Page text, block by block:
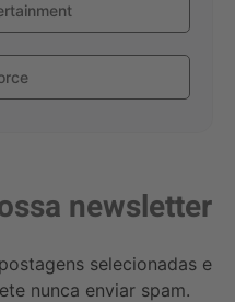
newsletter
selecionadas e
nunca enviar spam.